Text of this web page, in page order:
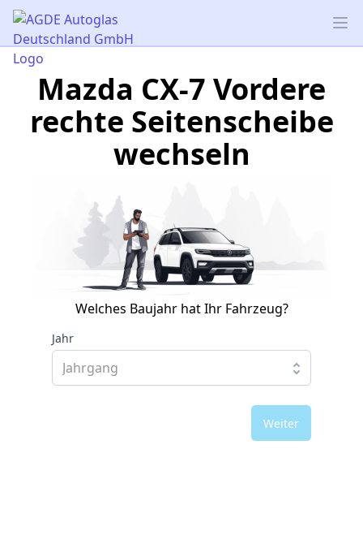
AGDE Autoglas Deutschland GmbH
Mazda CX-7 Vordere
rechte Seitenscheibe
wechseln
Welches Baujahr hat Ihr Fahrzeug?
Jahr
Weiter